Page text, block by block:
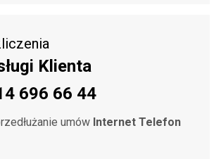
Klienta
696 66 44
umów Internet Telefon